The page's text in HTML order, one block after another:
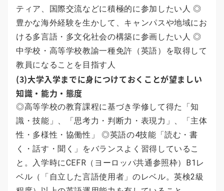
ティア、国際交流などに積極的に参加したい人 ◎
豊かな海外経験を生かして、キャンパスや地域にお
ける多言語・多文化社会の構築に参画したい人 ◎
中学校・高等学校教諭一種免許（英語）を取得して
教員になることを目指す人
(3)大学入学までに身につけておくことが望ましい
知識・能力・態度
◎高等学校の教育課程に基づき学修して得た「知
識・技能」、「思考力・判断力・表現力」、「主体
性・多様性・協働性」 ◎英語の4技能「読む・書
く・話す・聞く」をバランスよく習得しているこ
と。入学時にCEFR（ヨーロッパ共通参照枠）B1レ
ベル（「自立した言語使用者」のレベル。英検2級